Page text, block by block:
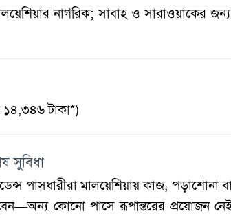
নাগরিক; সাবাহ ও সারাওয়াকের
১৪,৩৪৬ টাকা*)
সুবিধা
পাসধারীরা মালয়েশিয়ায় কাজ, পড়াশোনা
কোনো পাসে রূপান্তরের প্রয়োজন নেই,